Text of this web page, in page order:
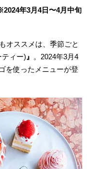
年3月4日〜4月中旬
オススメは、季節ごと
ティー) 』 。2024年3月4
を使ったメニューが登